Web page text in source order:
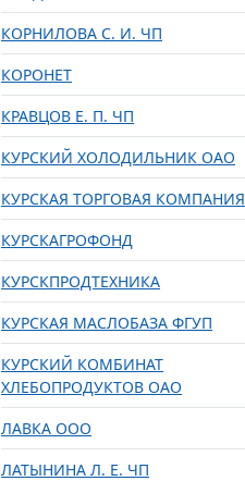
КОРНИЛОВА С. И. ЧП
КОРОНЕТ
КРАВЦОВ Е. П. ЧП
КУРСКИЙ ХОЛОДИЛЬНИК ОАО
КУРСКАЯ ТОРГОВАЯ КОМПАНИЯ
КУРСКАГРОФОНД
КУРСКПРОДТЕХНИКА
КУРСКАЯ МАСЛОБАЗА ФГУП
КУРСКИЙ КОМБИНАТ
ХЛЕБОПРОДУКТОВ ОАО
ЛАВКА ООО
ЛАТЫНИНА Л. Е. ЧП